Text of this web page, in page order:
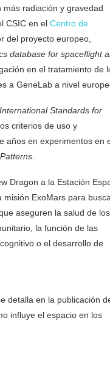
radiación y gravedad
CSIC en el Centro de
del proyecto europeo,
database for spaceflight
en el tratamiento de
a GeneLab a nivel
International Standards for
criterios de uso y
años en experimentos en
Patterns
Dragon a la Estación
misión ExoMars para
aseguren la salud de los
la función de las
o el desarrollo de
detalla en la publicación
influye el espacio en los